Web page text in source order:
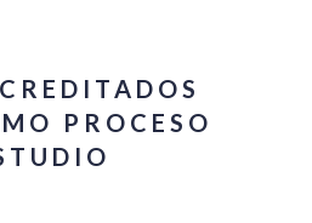
PROCESO